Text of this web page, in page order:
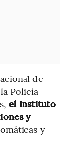
de
Policía
el Instituto
y
y